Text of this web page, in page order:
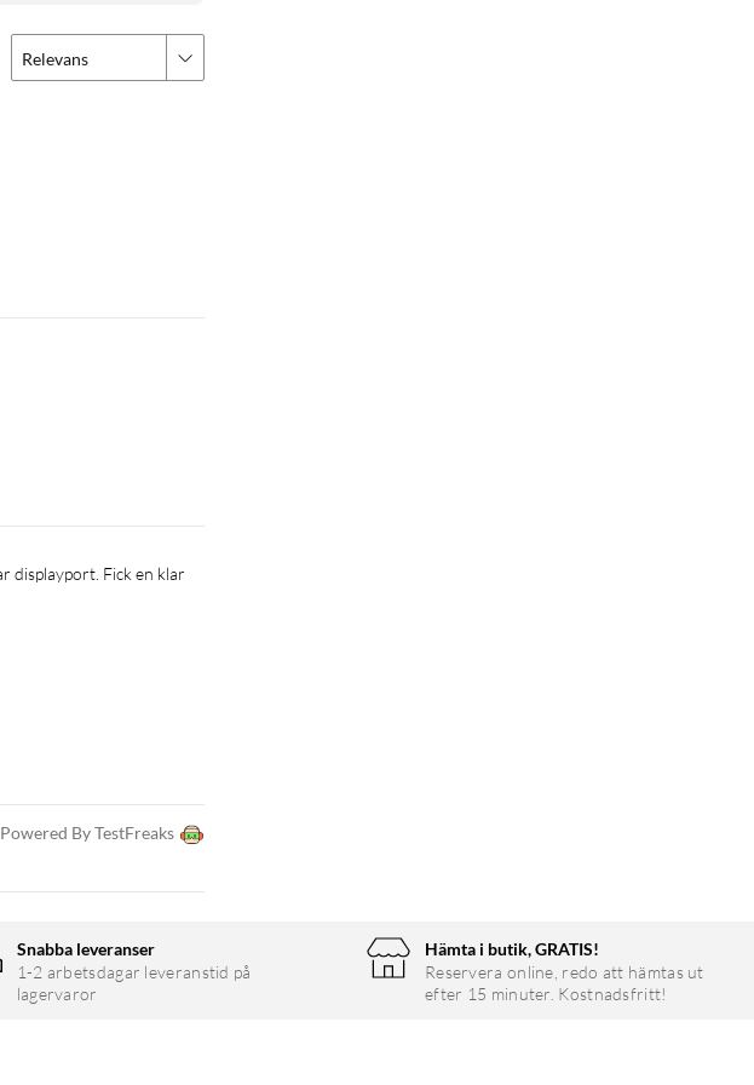
Relevans
Powered By TestFreaks
Snabba leveranser
1-2 arbetsdagar leveranstid på
lagervaror
Hämta i butik, GRATIS!
Reservera online, redo att hämtas ut
efter 15 minuter. Kostnadsfritt!